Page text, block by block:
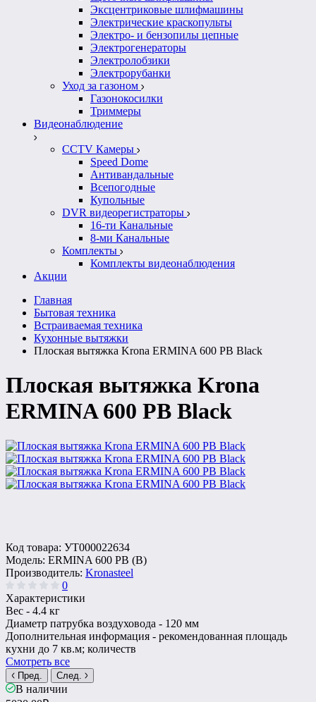
Эксцентриковые шлифмашины
Электрические краскопульты
Электро- и бензопилы цепные
Электрогенераторы
Электролобзики
Электрорубанки
Уход за газоном
Газонокосилки
Триммеры
Видеонаблюдение
CCTV Камеры
Speed Dome
Антивандальные
Всепогодные
Купольные
DVR видеорегистраторы
16-ти Канальные
8-ми Канальные
Комплекты
Комплекты видеонаблюдения
Акции
Главная
Бытовая техника
Встраиваемая техника
Кухонные вытяжки
Плоская вытяжка Krona ERMINA 600 PB Black
Плоская вытяжка Krona
ERMINA 600 PB Black
Код товара: УТ000022634
Модель: ERMINA 600 PB (B)
Производитель: Kronasteel
0
Характеристики
Вес - 4.4 кг
Диаметр патрубка воздуховода - 120 мм
Дополнительная информация - рекомендованная площадь
кухни до 7 кв.м; количеств
Смотреть все
Пред. След.
В наличии